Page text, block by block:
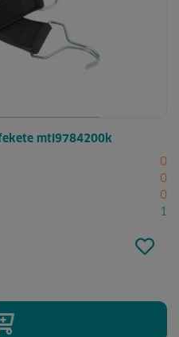
mtl9784200k
0
0
0
1